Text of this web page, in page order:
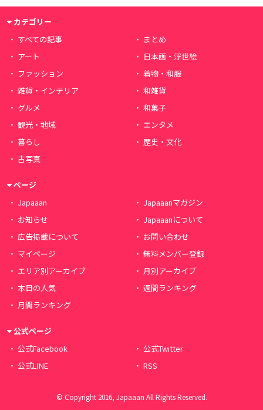
カテゴリー
すべての記事
まとめ
アート
日本画・浮世絵
ファッション
着物・和服
雑貨・インテリア
和雑貨
グルメ
和菓子
観光・地域
エンタメ
暮らし
歴史・文化
古写真
ページ
Japaaan
Japaaanマガジン
お知らせ
Japaaanについて
広告掲載について
お問い合わせ
マイページ
無料メンバー登録
エリア別アーカイブ
月別アーカイブ
本日の人気
週間ランキング
月間ランキング
公式ページ
公式Facebook
公式Twitter
公式LINE
RSS
© Copyright 2016, Japaaan All Rights Reserved.